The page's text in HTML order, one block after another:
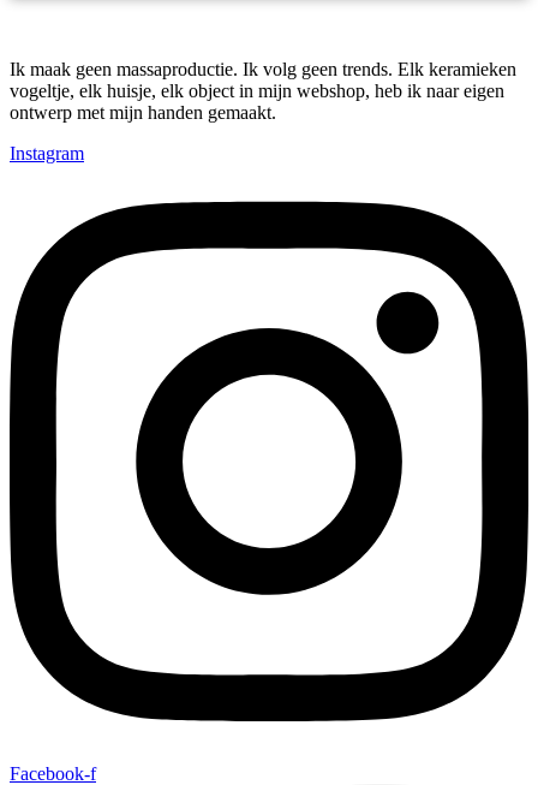
Ik maak geen massaproductie. Ik volg geen trends. Elk keramieken
vogeltje, elk huisje, elk object in mijn webshop, heb ik naar eigen
ontwerp met mijn handen gemaakt.
Instagram
Facebook-f